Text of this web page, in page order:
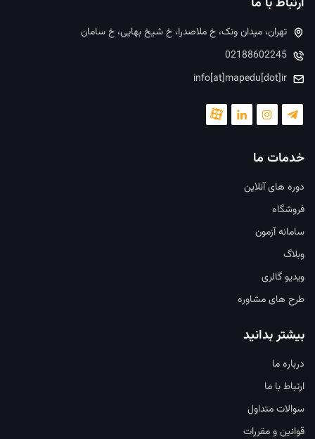
تهران، میدان ونک، خ ملاصدرا، خ شیخ بهایی، خ سامان
02188602245
info[at]mapedu[dot]ir
خدمات ما
دوره های آنلاین
فروشگاه
سامانه آزمون
وبلاگ
ویدیو گالری
طرح های مشاوره
بیشتر بدانید
درباره ما
ارتباط با ما
سوالات متداول
قوانین و مقررات